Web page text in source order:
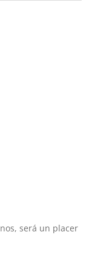
será un placer